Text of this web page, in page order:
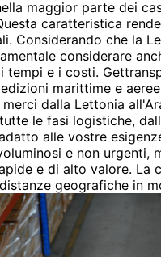
maggior parte dei
caratteristica
Considerando che la
considerare
tempi e i costi.
marittime e
dalla Lettonia
le fasi logistiche,
alle vostre
e non urgenti,
e di alto valore. La
geografiche in